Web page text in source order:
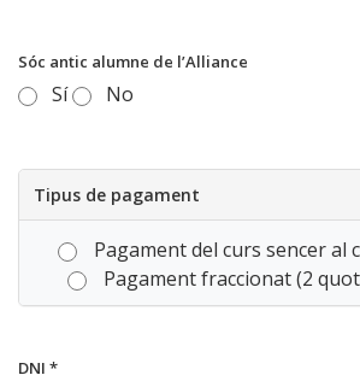
Sóc antic alumne de l’Alliance
Sí No
Tipus de pagament
Pagament del curs sencer al
Pagament fraccionat (2
DNI *